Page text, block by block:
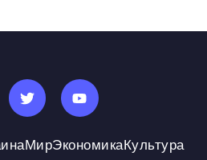
МирЭкономикаКультура